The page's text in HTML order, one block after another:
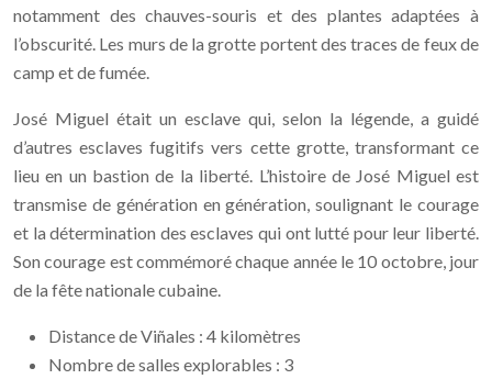
notamment des chauves-souris et des plantes adaptées à
l’obscurité. Les murs de la grotte portent des traces de feux de
camp et de fumée.
José Miguel était un esclave qui, selon la légende, a guidé
d’autres esclaves fugitifs vers cette grotte, transformant ce
lieu en un bastion de la liberté. L’histoire de José Miguel est
transmise de génération en génération, soulignant le courage
et la détermination des esclaves qui ont lutté pour leur liberté.
Son courage est commémoré chaque année le 10 octobre, jour
de la fête nationale cubaine.
Distance de Viñales : 4 kilomètres
Nombre de salles explorables : 3